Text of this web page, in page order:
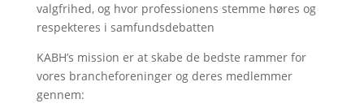
valgfrihed, og hvor professionens stemme høres og
respekteres i samfundsdebatten
KABH’s mission er at skabe de bedste rammer for
vores brancheforeninger og deres medlemmer
gennem: